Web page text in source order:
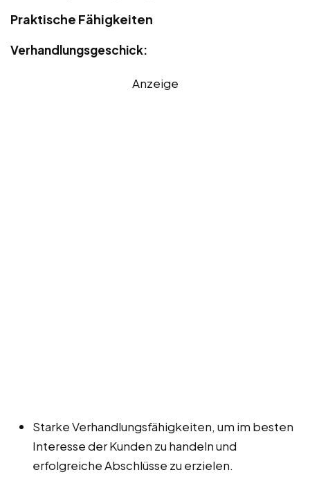
Praktische Fähigkeiten
Verhandlungsgeschick:
Anzeige
Starke Verhandlungsfähigkeiten, um im besten
Interesse der Kunden zu handeln und
erfolgreiche Abschlüsse zu erzielen.